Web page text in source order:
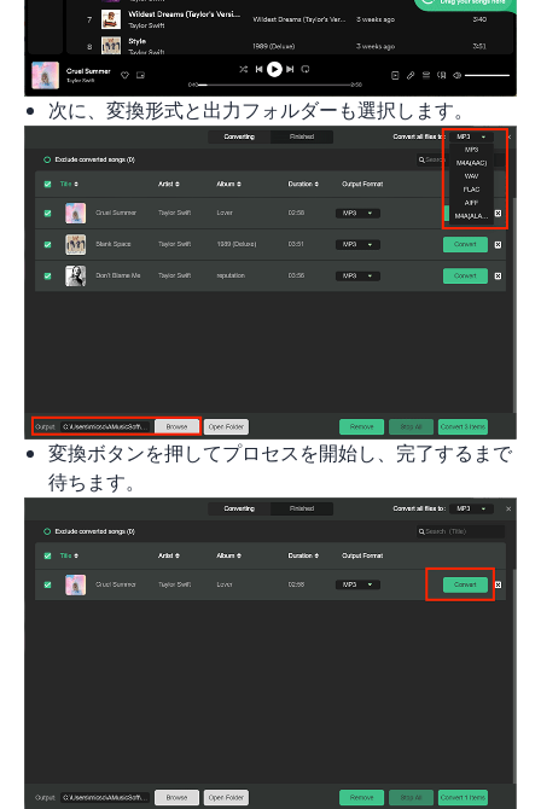
次に、変換形式と出力フォルダーも選択します。
変換ボタンを押してプロセスを開始し、完了するまで
待ちます。